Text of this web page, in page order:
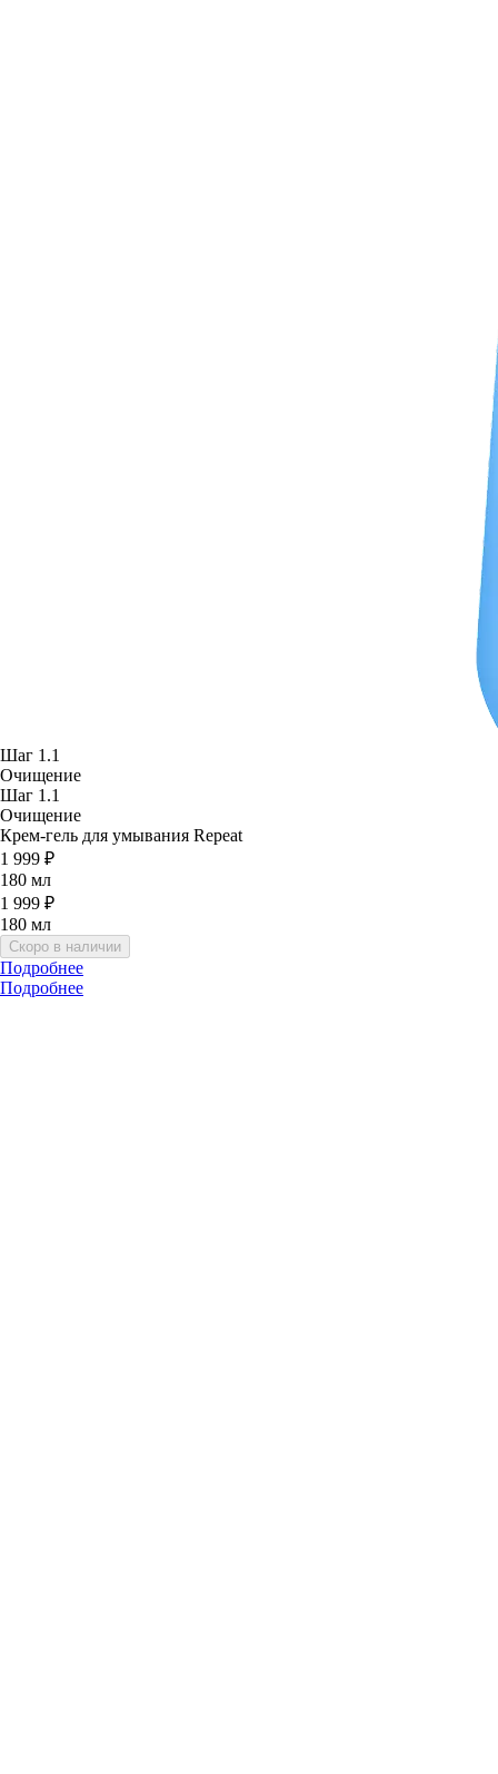
Шаг 1.1
Очищение
Шаг 1.1
Очищение
Крем-гель для умывания Repeat
1 999 ₽
180 мл
1 999 ₽
180 мл
Скоро в наличии
Подробнее
Подробнее